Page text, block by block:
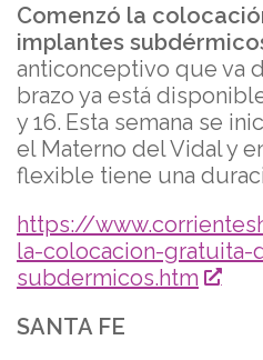
Comenzó la
implantes
anticonceptivo que va
brazo ya está
y 16. Esta semana se
el Materno del Vidal y
flexible tiene una
https://
la-colocacion-gratuita-
subdermicos.htm
SANTA FE